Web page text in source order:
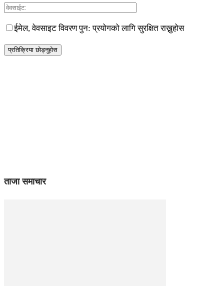
ईमेल, वेवसाइट विवरण पुन: प्रयोगको लागि सुरक्षित राख्नुहोस
ताजा समाचार